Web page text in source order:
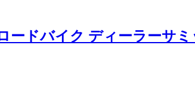
ードバイク ディーラーサ